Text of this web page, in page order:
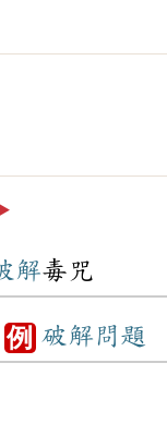
解毒咒
例 破解 問題